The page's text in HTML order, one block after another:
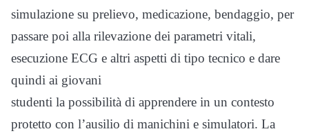
simulazione su prelievo, medicazione, bendaggio, per
passare poi alla rilevazione dei parametri vitali,
esecuzione ECG e altri aspetti di tipo tecnico e dare
quindi ai giovani
studenti la possibilità di apprendere in un contesto
protetto con l’ausilio di manichini e simulatori. La